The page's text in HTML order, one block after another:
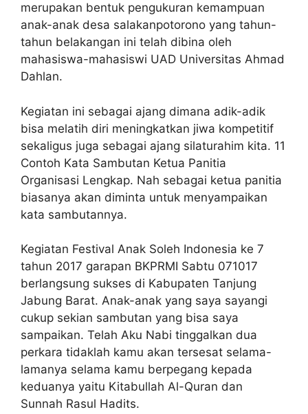
merupakan bentuk pengukuran kemampuan
anak-anak desa salakanpotorono yang tahun-
tahun belakangan ini telah dibina oleh
mahasiswa-mahasiswi UAD Universitas Ahmad
Dahlan.
Kegiatan ini sebagai ajang dimana adik-adik
bisa melatih diri meningkatkan jiwa kompetitif
sekaligus juga sebagai ajang silaturahim kita. 11
Contoh Kata Sambutan Ketua Panitia
Organisasi Lengkap. Nah sebagai ketua panitia
biasanya akan diminta untuk menyampaikan
kata sambutannya.
Kegiatan Festival Anak Soleh Indonesia ke 7
tahun 2017 garapan BKPRMI Sabtu 071017
berlangsung sukses di Kabupaten Tanjung
Jabung Barat. Anak-anak yang saya sayangi
cukup sekian sambutan yang bisa saya
sampaikan. Telah Aku Nabi tinggalkan dua
perkara tidaklah kamu akan tersesat selama-
lamanya selama kamu berpegang kepada
keduanya yaitu Kitabullah Al-Quran dan
Sunnah Rasul Hadits.